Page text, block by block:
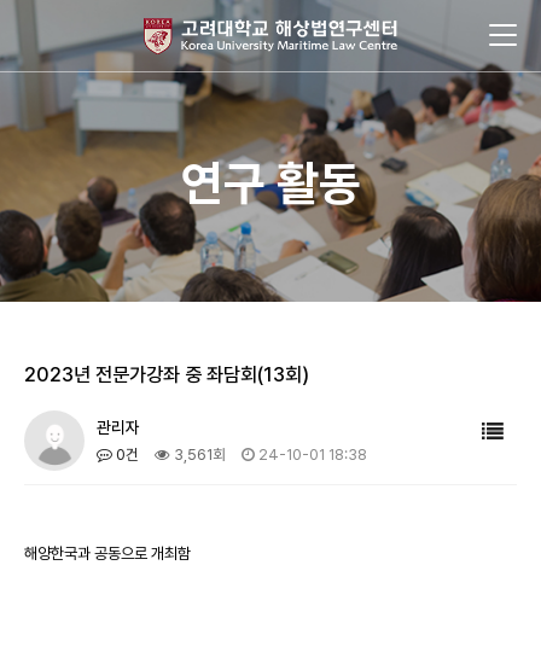
연구 활동
2023년 전문가강좌 중 좌담회(13회)
관리자
0건 3,561회 24-10-01 18:38
해양한국과 공동으로 개최함